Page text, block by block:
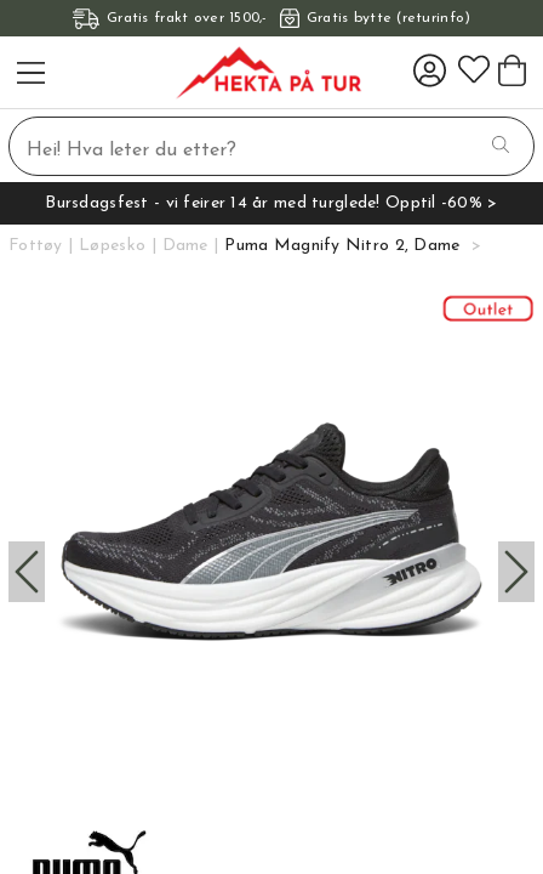
Gratis frakt over 1500,- Gratis bytte (returinfo)
Bursdagsfest - vi feirer 14 år med turglede! Opptil -60% >
Fottøy Løpesko Dame Puma Magnify Nitro 2, Dame